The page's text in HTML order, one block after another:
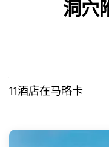
洞穴
11酒店在马略卡